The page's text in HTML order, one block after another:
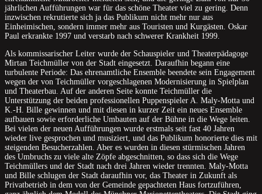
jährlichen Aufführungen war für das schöne Theater viel zu gering. Denn
inzwischen rekrutierte sich ja das Publikum nicht mehr nur aus
Einheimischen, sondern immer mehr aus Touristen und Kurgästen. Oskar
Paul erkrankte 1997 und verstarb nach schwerer Krankheit 1999.
Als kommissarischer Leiter wurde der Schauspieler und Theaterpädagoge
Mirtan Teichmüller von der Stadt eingesetzt. Daraufhin begann eine
turbulente Periode: Das ehrenamtliche Ensemble beendete sein Engagement
wegen der von Teichmüller vorgeschlagenen Modernisierung in Spielplan
und Theaterbau. Auf der anderen Seite konnte Teichmüller die
Unterstützung der beiden professionellen Puppenspieler A. Maly-Motta und
K.-H. Bille gewinnen und mit diesen in kurzer Zeit ein neues Ensemble
aufbauen sowie erforderliche Umbauten auf der Bühne in die Wege leiten.
Bei vielen der neuen Aufführungen wurde erstmals seit fast 40 Jahren
wieder live gesprochen und musiziert, und das Publikum honorierte dies mit
steigenden Besucherzahlen. Aber es wurden in diesen stürmischen Jahren
des Umbruchs zu viele alte Zöpfe abgeschnitten, so dass sich die Wege
Teichmüllers und der Stadt nach drei Jahren wieder trennten. Maly-Motta
und Bille schlugen der Stadt daraufhin vor, das Theater in Zukunft als
Privatbetrieb in dem von der Gemeinde gepachteten Haus fortzuführen,